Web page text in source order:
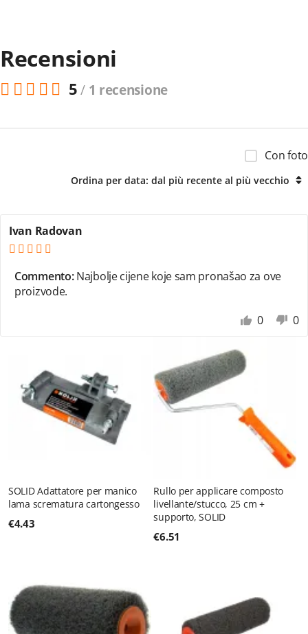
Recensioni
5/ 1 recensione
Ivan Radovan
Commento:Najbolje cijene koje sam pronašao za ove
proizvode.
0
0
Con foto
Ordina per data: dal più recente al più vecchio
SOLID Adattatore per manico
lama scrematura cartongesso
€4.43
Rullo per applicare composto
livellante/stucco, 25 cm +
supporto, SOLID
€6.51